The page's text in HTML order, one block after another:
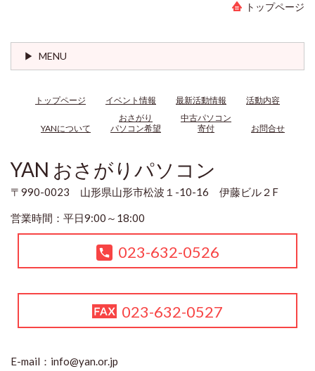
トップページ
MENU
トップページ イベント情報 最新活動情報 活動内容
YANについて
おさがり
パソコン希望
中古パソコン
寄付
お問合せ
YAN おさがりパソコン
〒990-0023 山形県山形市松波１-10-16 伊藤ビル２F
営業時間：平日9:00～18:00
023-632-0526
023-632-0527
E-mail： info@yan.or.jp